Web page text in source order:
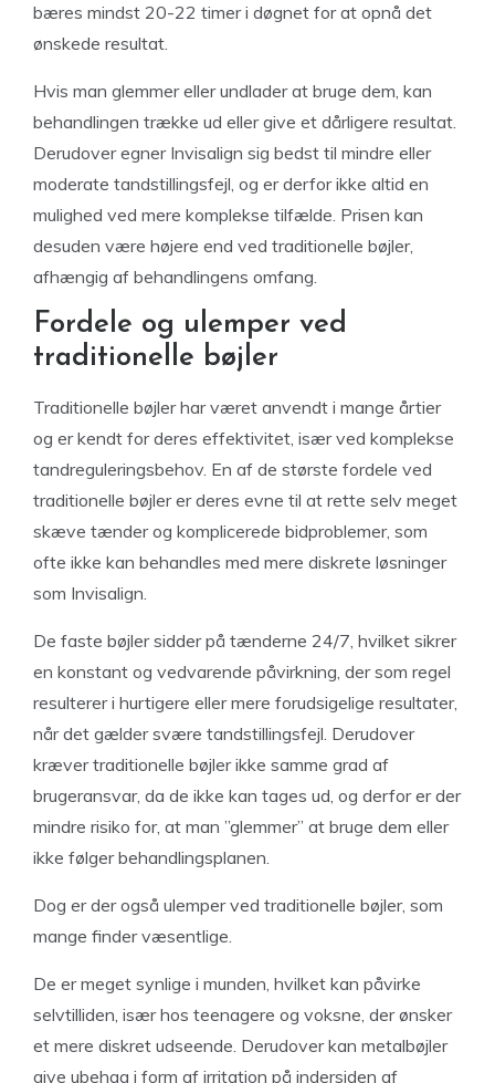
bæres mindst 20-22 timer i døgnet for at opnå det
ønskede resultat.
Hvis man glemmer eller undlader at bruge dem, kan
behandlingen trække ud eller give et dårligere resultat.
Derudover egner Invisalign sig bedst til mindre eller
moderate tandstillingsfejl, og er derfor ikke altid en
mulighed ved mere komplekse tilfælde. Prisen kan
desuden være højere end ved traditionelle bøjler,
afhængig af behandlingens omfang.
Fordele og ulemper ved
traditionelle bøjler
Traditionelle bøjler har været anvendt i mange årtier
og er kendt for deres effektivitet, især ved komplekse
tandreguleringsbehov. En af de største fordele ved
traditionelle bøjler er deres evne til at rette selv meget
skæve tænder og komplicerede bidproblemer, som
ofte ikke kan behandles med mere diskrete løsninger
som Invisalign.
De faste bøjler sidder på tænderne 24/7, hvilket sikrer
en konstant og vedvarende påvirkning, der som regel
resulterer i hurtigere eller mere forudsigelige resultater,
når det gælder svære tandstillingsfejl. Derudover
kræver traditionelle bøjler ikke samme grad af
brugeransvar, da de ikke kan tages ud, og derfor er der
mindre risiko for, at man ”glemmer” at bruge dem eller
ikke følger behandlingsplanen.
Dog er der også ulemper ved traditionelle bøjler, som
mange finder væsentlige.
De er meget synlige i munden, hvilket kan påvirke
selvtilliden, især hos teenagere og voksne, der ønsker
et mere diskret udseende. Derudover kan metalbøjler
give ubehag i form af irritation på indersiden af